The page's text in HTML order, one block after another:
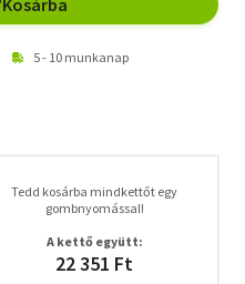
5 - 10 munkanap
Tedd kosárba mindkettőt egy
gombnyomással!
A kettő együtt:
22 351 Ft